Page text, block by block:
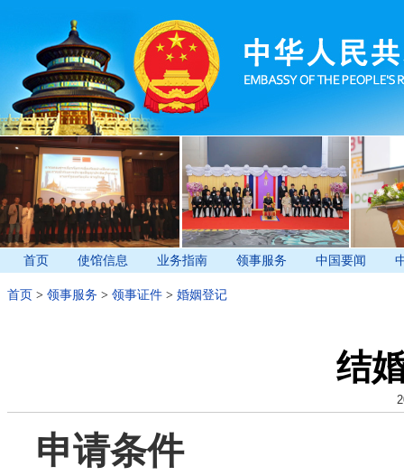
首页 使馆信息 业务指南 领事服务 中国要闻
首页 > 领事服务 > 领事证件 > 婚姻登记
结
申请条件